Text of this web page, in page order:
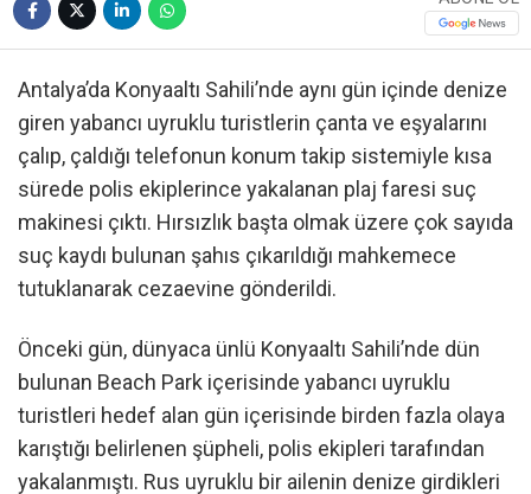
Antalya’da Konyaaltı Sahili’nde aynı gün içinde denize
giren yabancı uyruklu turistlerin çanta ve eşyalarını
çalıp, çaldığı telefonun konum takip sistemiyle kısa
sürede polis ekiplerince yakalanan plaj faresi suç
makinesi çıktı. Hırsızlık başta olmak üzere çok sayıda
suç kaydı bulunan şahıs çıkarıldığı mahkemece
tutuklanarak cezaevine gönderildi.
Önceki gün, dünyaca ünlü Konyaaltı Sahili’nde dün
bulunan Beach Park içerisinde yabancı uyruklu
turistleri hedef alan gün içerisinde birden fazla olaya
karıştığı belirlenen şüpheli, polis ekipleri tarafından
yakalanmıştı. Rus uyruklu bir ailenin denize girdikleri